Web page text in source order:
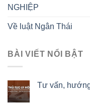
NGHIỆP
Về luật Ngân Thái
BÀI VIẾT NỔI BẬT
Tư vấn,